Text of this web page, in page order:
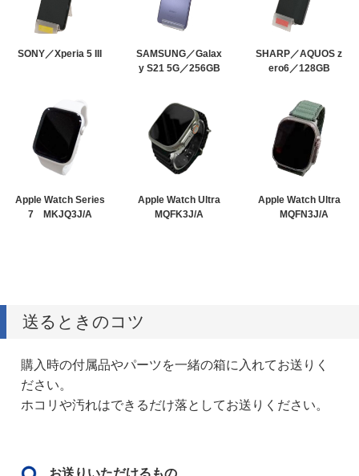
SONY／Xperia 5 III
SAMSUNG／Galax
y S21 5G／256GB
SHARP／AQUOS z
ero6／128GB
Apple Watch Series
7 MKJQ3J/A
Apple Watch Ultra
MQFK3J/A
Apple Watch Ultra
MQFN3J/A
送るときのコツ
購入時の付属品やパーツを一緒の箱に入れてお送りく
ださい。
ホコリや汚れはできるだけ落としてお送りください。